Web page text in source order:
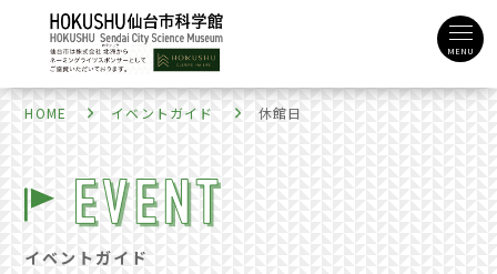
MENU
HOME イベントガイド 休館日
イベントガイド